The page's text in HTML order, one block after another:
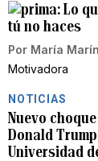
Lo
tú no haces
Por María Marín
Motivadora
NOTICIAS
Nuevo
Donald
Universidad